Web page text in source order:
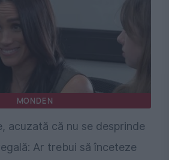
MONDEN
acuzată că nu se desprinde
Ar trebui să înceteze